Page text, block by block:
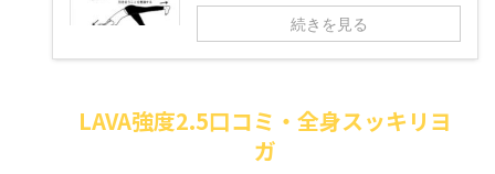
続きを見る
LAVA強度2.5口コミ・全身スッキリヨ
ガ